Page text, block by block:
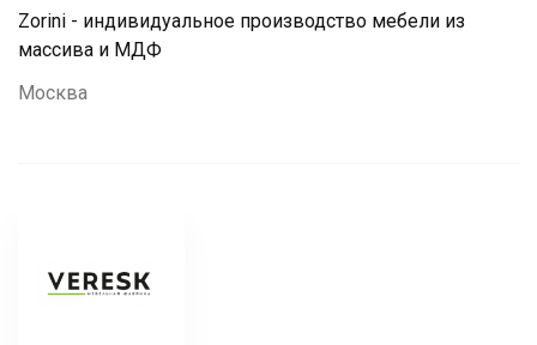
Zorini - индивидуальное производство мебели из
массива и МДФ
Москва